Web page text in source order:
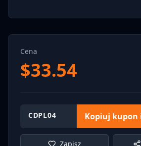
Cena
$33.54
CDPL04 Kopiuj kupon
Zapisz